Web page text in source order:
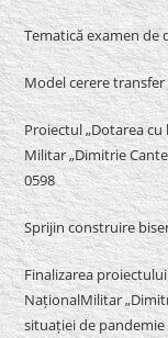
Tematică examen de
Model cerere transfer
Proiectul „Dotarea
Militar „Dimitrie
0598
Sprijin construire
Finalizarea
NaționalMilitar
situației de pandemie